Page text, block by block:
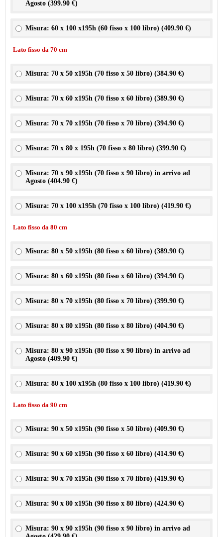
Agosto (399.90 €)
Misura: 60 x 100 x195h (60 fisso x 100 libro) (409.90 €)
Lato fisso da 70 cm
Misura: 70 x 50 x195h (70 fisso x 50 libro) (384.90 €)
Misura: 70 x 60 x195h (70 fisso x 60 libro) (389.90 €)
Misura: 70 x 70 x195h (70 fisso x 70 libro) (394.90 €)
Misura: 70 x 80 x 195h (70 fisso x 80 libro) (399.90 €)
Misura: 70 x 90 x195h (70 fisso x 90 libro) in arrivo ad
Agosto (404.90 €)
Misura: 70 x 100 x195h (70 fisso x 100 libro) (419.90 €)
Lato fisso da 80 cm
Misura: 80 x 50 x195h (80 fisso x 60 libro) (389.90 €)
Misura: 80 x 60 x195h (80 fisso x 60 libro) (394.90 €)
Misura: 80 x 70 x195h (80 fisso x 70 libro) (399.90 €)
Misura: 80 x 80 x195h (80 fisso x 80 libro) (404.90 €)
Misura: 80 x 90 x195h (80 fisso x 90 libro) in arrivo ad
Agosto (409.90 €)
Misura: 80 x 100 x195h (80 fisso x 100 libro) (419.90 €)
Lato fisso da 90 cm
Misura: 90 x 50 x195h (90 fisso x 50 libro) (409.90 €)
Misura: 90 x 60 x195h (90 fisso x 60 libro) (414.90 €)
Misura: 90 x 70 x195h (90 fisso x 70 libro) (419.90 €)
Misura: 90 x 80 x195h (90 fisso x 80 libro) (424.90 €)
Misura: 90 x 90 x195h (90 fisso x 90 libro) in arrivo ad